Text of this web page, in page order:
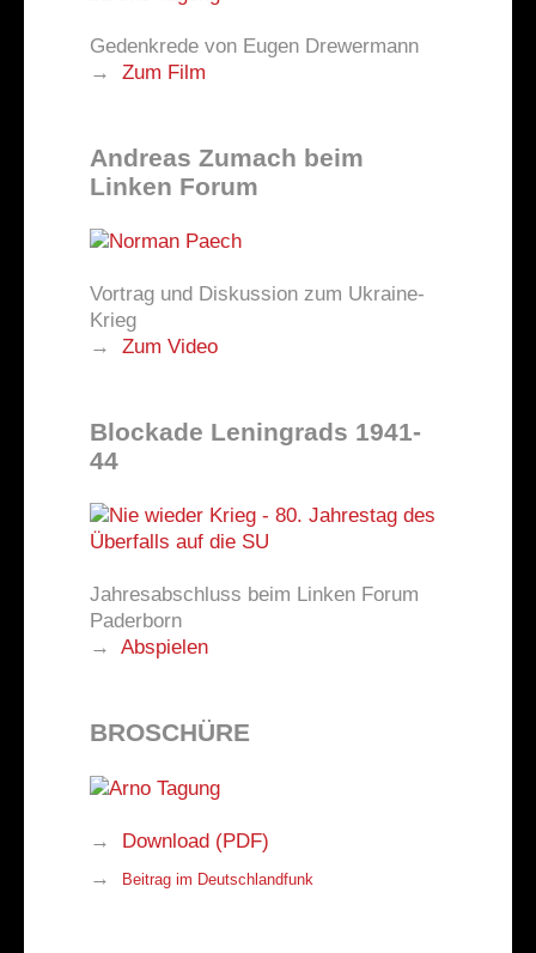
Gedenkrede von Eugen Drewermann
→ Zum Film
Andreas Zumach beim
Linken Forum
Vortrag und Diskussion zum Ukraine-
Krieg
→ Zum Video
Blockade Leningrads 1941-
44
Jahresabschluss beim Linken Forum
Paderborn
→ Abspielen
BROSCHÜRE
→ Download (PDF)
→
Beitrag im Deutschlandfunk